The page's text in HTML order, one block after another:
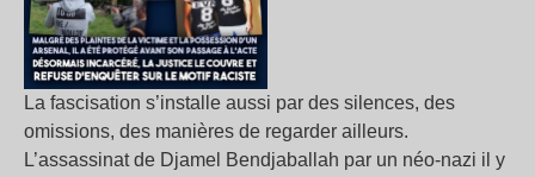
La fascisation s’installe aussi par des silences, des
omissions, des manières de regarder ailleurs.
L’assassinat de Djamel Bendjaballah par un néo-nazi il y